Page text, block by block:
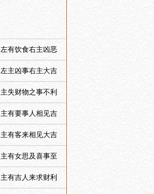
左有饮食右主凶恶
左主凶事右主大吉
主失财物之事不利
主有要事人相见吉
主有客来相见大吉
主有女思及喜事至
主有吉人来求财利